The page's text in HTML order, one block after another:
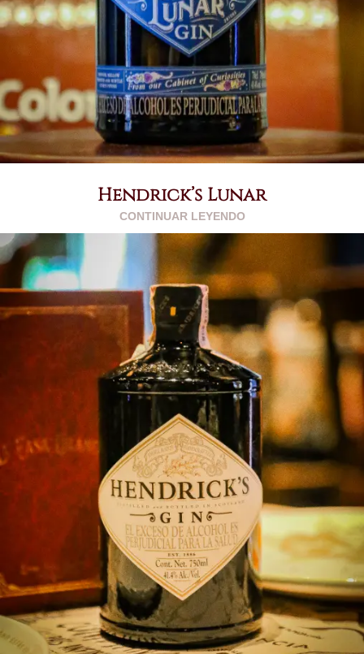
Hendrick’s Lunar
CONTINUAR LEYENDO